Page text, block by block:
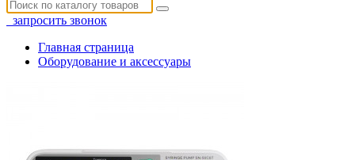
запросить звонок
Главная страница
Оборудование и аксессуары